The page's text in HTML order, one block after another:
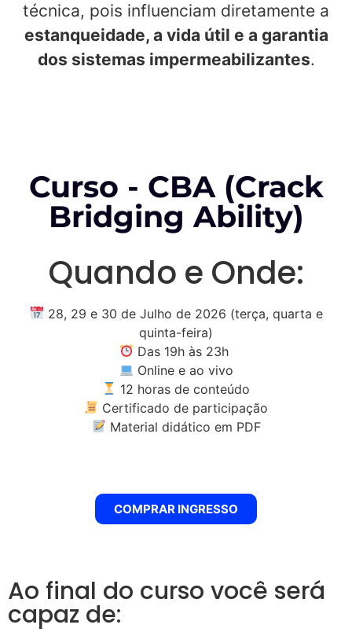
técnica, pois influenciam diretamente a
estanqueidade, a vida útil e a garantia
dos sistemas impermeabilizantes.
Curso - CBA (Crack
Bridging Ability)
Quando e Onde:
28, 29 e 30 de Julho de 2026 (terça, quarta e
quinta-feira)
Das 19h às 23h
Online e ao vivo
12 horas de conteúdo
Certificado de participação
Material didático em PDF
COMPRAR INGRESSO
Ao final do curso você será
capaz de: